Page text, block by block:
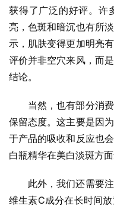
获得了广泛的好评。许
亮，色斑和暗沉也有所
示，肌肤变得更加明亮
评价并非空穴来风，而
结论。
当然，也有部分消
保留态度。这主要是因
于产品的吸收和反应也
白瓶精华在美白淡斑方
此外，我们还需要
维生素C成分在长时间